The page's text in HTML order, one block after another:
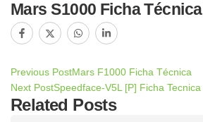
Mars S1000 Ficha Técnica
Previous PostMars F1000 Ficha Técnica
Next PostSpeedface-V5L [P] Ficha Tecnica
Related Posts